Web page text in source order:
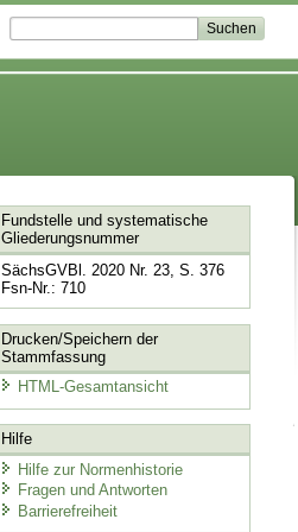
Fundstelle und systematische
Gliederungsnummer
SächsGVBl. 2020 Nr. 23, S. 376
Fsn-Nr.: 710
Drucken/Speichern der
Stammfassung
HTML-Gesamtansicht
Hilfe
Hilfe zur Normenhistorie
Fragen und Antworten
Barrierefreiheit